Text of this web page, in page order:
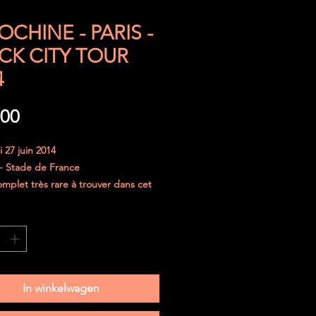
- PARIS -
CITY TOUR
Prijs
27 juin 2014
Stade de France
très rare à trouver dans cet
été parfaitement protégé.
dans une enveloppe
et le ticket sera placé entre deux
In winkelwagen